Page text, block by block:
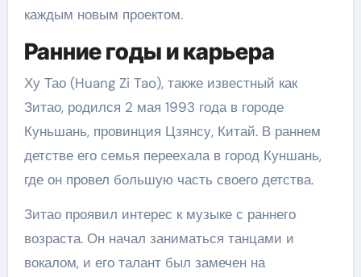
каждым новым проектом.
Ранние годы и карьера
Ху Тао (Huang Zi Tao), также известный как
Зитао, родился 2 мая 1993 года в городе
Куньшань, провинция Цзянсу, Китай. В раннем
детстве его семья переехала в город Куншань,
где он провел большую часть своего детства.
Зитао проявил интерес к музыке с раннего
возраста. Он начал заниматься танцами и
вокалом, и его талант был замечен на